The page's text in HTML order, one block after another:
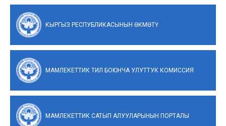
КЫРГЫЗ РЕСПУБЛИКАСЫНЫН ӨКМӨТҮ
МАМЛЕКЕТТИК ТИЛ БОЮНЧА УЛУТТУК КОМИССИЯ
МАМЛЕКЕТТИК САТЫП АЛУУЛАРЫНЫН ПОРТАЛЫ